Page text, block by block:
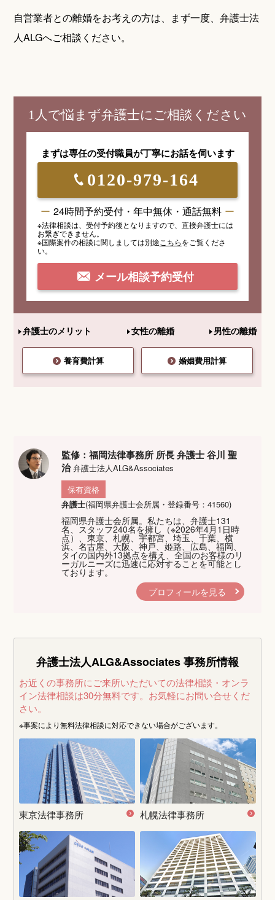
自営業者との離婚をお考えの方は、まず一度、弁護士法
人ALGへご相談ください。
1人で悩まず弁護士にご相談ください
まずは専任の受付職員が丁寧にお話を伺います
0120-979-164
24時間予約受付・年中無休・通話無料
※法律相談は、受付予約後となりますので、 直接弁護士には
お繋ぎできません。
※国際案件の相談に関しましては別途 こちらをご覧くださ
い。
メール相談予約受付
弁護士のメリット 女性の離婚 男性の離婚
養育費計算 婚姻費用計算
監修：福岡法律事務所 所長 弁護士 谷川 聖
治弁護士法人ALG&Associates
保有資格
弁護士(福岡県弁護士会所属・登録番号：41560)
福岡県弁護士会所属。私たちは、弁護士131
名、スタッフ240名を擁し（※2026年4月1日時
点）、東京、札幌、宇都宮、埼玉、千葉、横
浜、名古屋、大阪、神戸、姫路、広島、福岡、
タイの国内外13拠点を構え、全国のお客様のリ
ーガルニーズに迅速に応対することを可能とし
ております。
プロフィールを見る
弁護士法人ALG&Associates事務所情報
お近くの事務所にご来所いただいての法律相談・オンラ
イン法律相談は30分無料です。 お気軽にお問い合せくだ
さい。
※事案により無料法律相談に対応できない場合がございます。
東京法律事務所 札幌法律事務所